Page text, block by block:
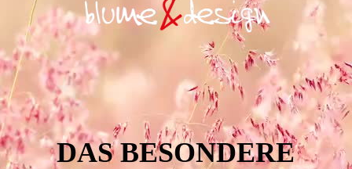
DAS BESONDERE